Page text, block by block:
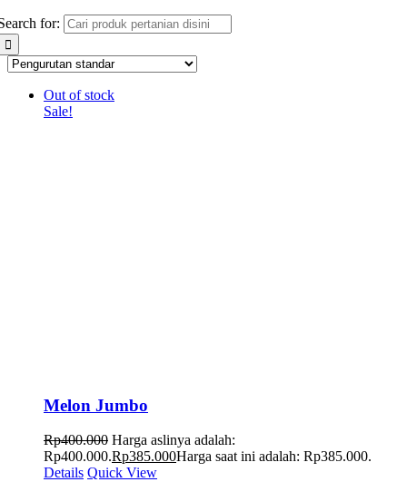
for:
Out of stock
Sale!
Melon Jumbo
Rp400.000 Harga aslinya adalah:
Rp400.000.Rp385.000Harga saat ini adalah: Rp385.000.
Details Quick View